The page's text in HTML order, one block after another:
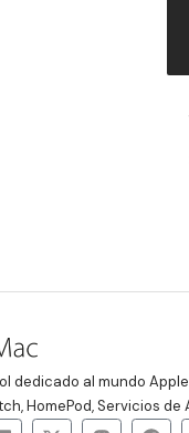
dedicado al mundo
HomePod, Servicios de